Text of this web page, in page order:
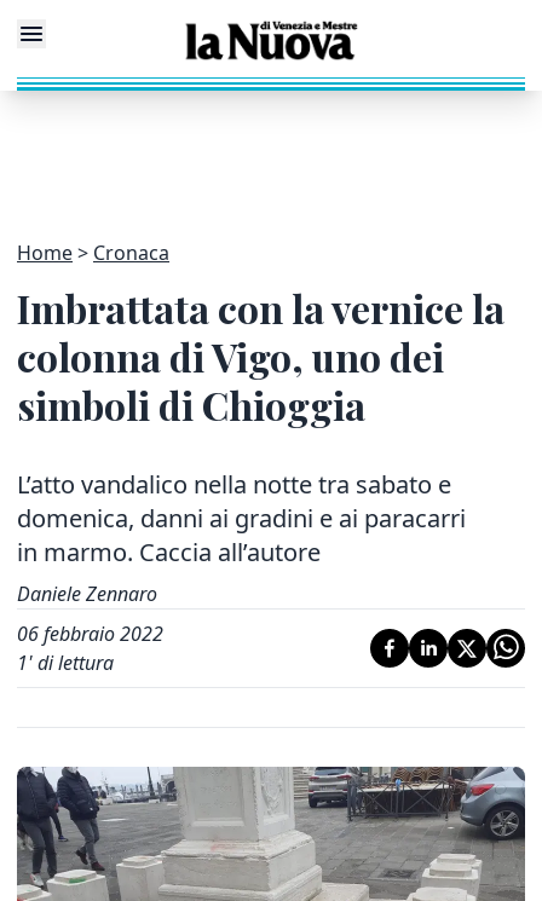
Home Cronaca
Imbrattata con la vernice la
colonna di Vigo, uno dei
simboli di Chioggia
L’atto vandalico nella notte tra sabato e
domenica, danni ai gradini e ai paracarri
in marmo. Caccia all’autore
Daniele Zennaro
06 febbraio 2022
1' di lettura